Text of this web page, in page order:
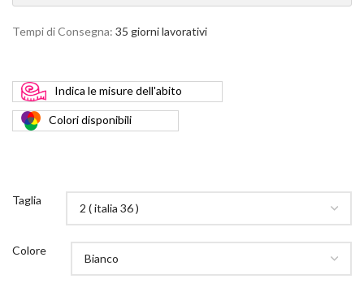
Tempi di Consegna: 35 giorni lavorativi
Indica le misure dell'abito
Coloridisponibili
Taglia
Colore